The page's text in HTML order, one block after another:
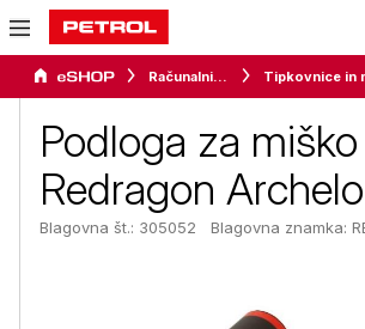
Računalništvo
Podloga za miško
Redragon
Blagovna št.: 305052 Blagovna znamka: